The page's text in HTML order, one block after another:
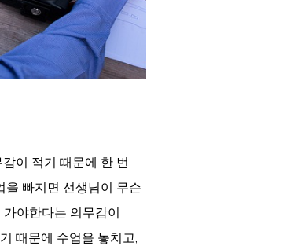
이 적기 때문에 한 번
을 빠지면 선생님이 무슨
야한다는 의무감이
때문에 수업을 놓치고,